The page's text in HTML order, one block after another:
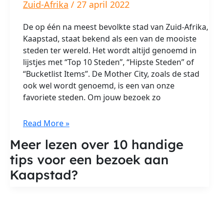
Zuid-Afrika / 27 april 2022
De op één na meest bevolkte stad van Zuid-Afrika,
Kaapstad, staat bekend als een van de mooiste
steden ter wereld. Het wordt altijd genoemd in
lijstjes met “Top 10 Steden”, “Hipste Steden” of
“Bucketlist Items”. De Mother City, zoals de stad
ook wel wordt genoemd, is een van onze
favoriete steden. Om jouw bezoek zo
10
tips
voor
bezoek
Read More »
Meer lezen over 10 handige
tips voor een bezoek aan
Kaapstad?